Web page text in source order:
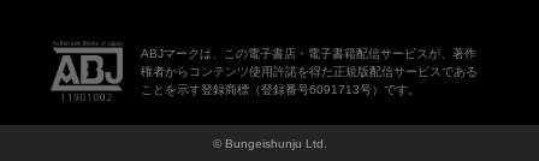
ABJマークは、この電子書店・電子書籍配信サービスが、著作
権者からコンテンツ使用許諾を得た正規版配信サービスである
ことを示す登録商標（登録番号6091713号）です。
© Bungeishunju Ltd.